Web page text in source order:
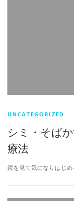
UNCATEGORIZED
シミ・そば
療法
鏡を見て気になりはじ